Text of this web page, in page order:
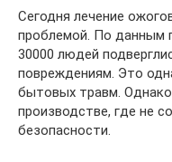
Сегодня лечение
проблемой. По данным
30000 людей
повреждениям. Это
бытовых травм.
производстве, где не
безопасности.